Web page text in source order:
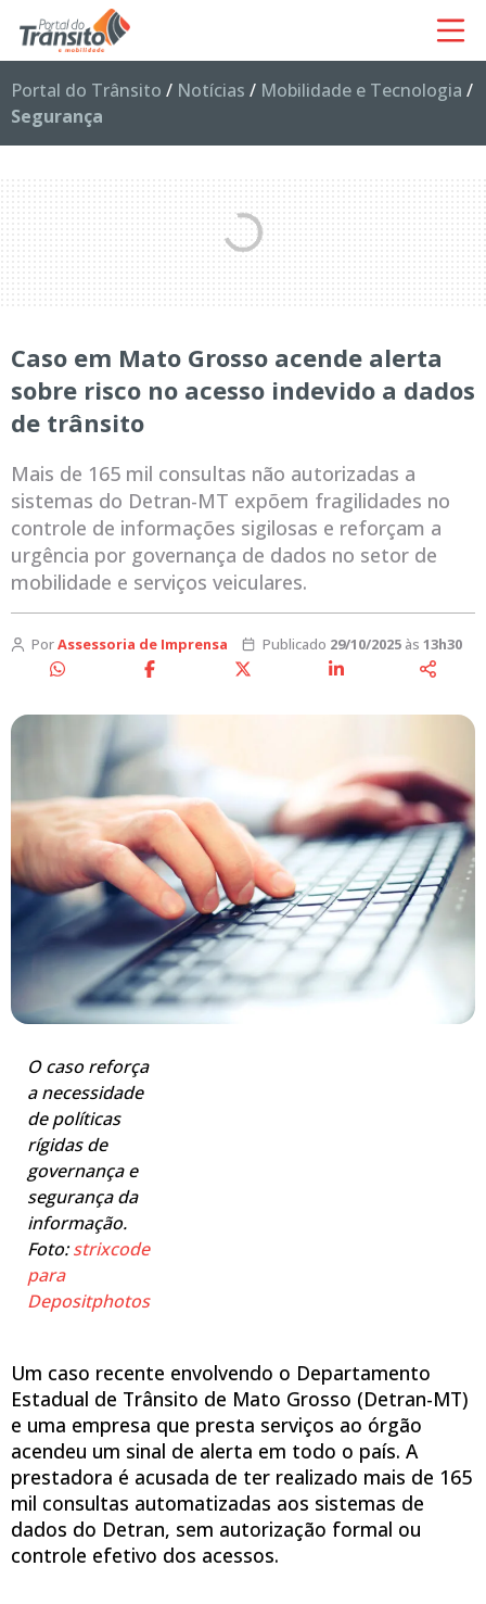
Portal do Trânsito / Notícias / Mobilidade e Tecnologia /
Segurança
Caso em Mato Grosso acende alerta
sobre risco no acesso indevido a dados
de trânsito
Mais de 165 mil consultas não autorizadas a
sistemas do Detran-MT expõem fragilidades no
controle de informações sigilosas e reforçam a
urgência por governança de dados no setor de
mobilidade e serviços veiculares.
PorAssessoria de Imprensa Publicado 29/10/2025às 13h30
O caso reforça
a necessidade
de políticas
rígidas de
governança e
segurança da
informação.
Foto:strixcode
para
Depositphotos
Um caso recente envolvendo o Departamento
Estadual de Trânsito de Mato Grosso (Detran-MT)
e uma empresa que presta serviços ao órgão
acendeu um sinal de alerta em todo o país. A
prestadora é acusada de ter realizado mais de 165
mil consultas automatizadas aos sistemas de
dados do Detran, sem autorização formal ou
controle efetivo dos acessos.